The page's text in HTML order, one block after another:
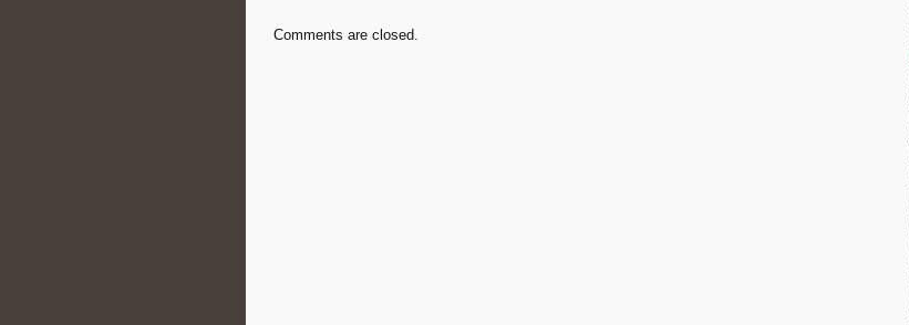
Comments are closed.